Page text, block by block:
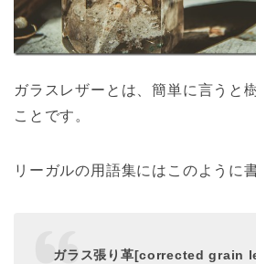
ガラスレザーとは、簡単に言うと
ことです。
リーガルの用語集にはこのように
ガラス張り革[corrected grain